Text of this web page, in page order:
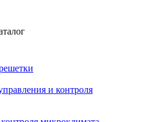
и контроля